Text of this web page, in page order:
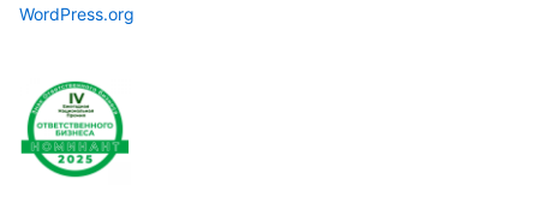
WordPress.org